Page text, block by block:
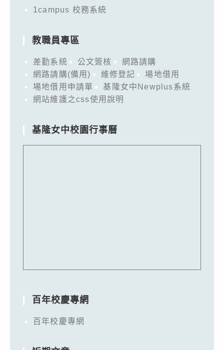
1campus 校務系統
教職員專區
差勤系統 公文簽核
網路請購
網路請購(備用)
維修登記
場地借用
場地借用申請單
基隆女中Newplus系統
網站維護之css使用說明
基隆女中校園行事曆
百年校慶專網
百年校慶專網